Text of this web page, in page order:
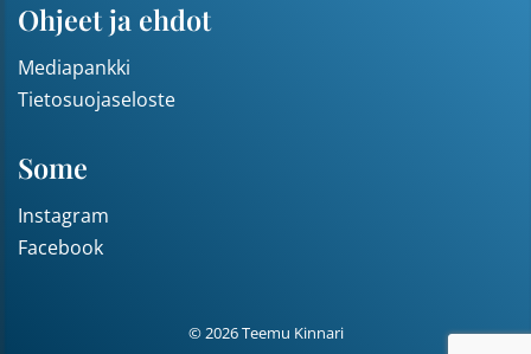
Ohjeet ja ehdot
Mediapankki
Tietosuojaseloste
Some
Instagram
Facebook
© 2026 Teemu Kinnari